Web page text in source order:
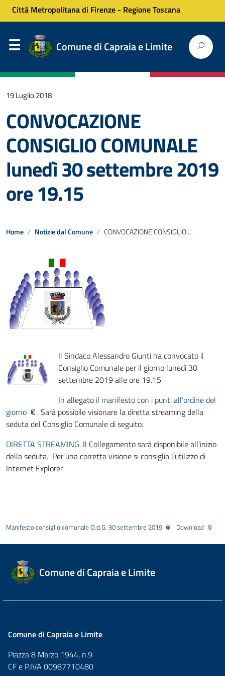
Città Metropolitana di Firenze - Regione Toscana
Comune di Capraia e Limite
19 Luglio 2018
CONVOCAZIONE
CONSIGLIO COMUNALE
lunedì 30 settembre 2019
ore 19.15
Home Notizie dal Comune CONVOCAZIONE CONSIGLIO COMUNALE lunedì 30 settembre 2019 ore 19.15
Il Sindaco Alessandro Giunti ha convocato il
Consiglio Comunale per il giorno lunedì 30
settembre 2019 alle ore 19.15
In allegato il manifesto con i punti all’ordine del
giorno
. Sarà possibile visionare la diretta streaming della
seduta del Consiglio Comunale di seguito:
DIRETTA STREAMING. Il Collegamento sarà disponibile all’inizio
della seduta. Per una corretta visione si consiglia l’utilizzo di
Internet Explorer.
Manifesto consiglio comunale O.d.G. 30 settembre 2019 Download
Comune di Capraia e Limite
Comune di Capraia e Limite
Piazza 8 Marzo 1944, n.9
CF e P.IVA 00987710480